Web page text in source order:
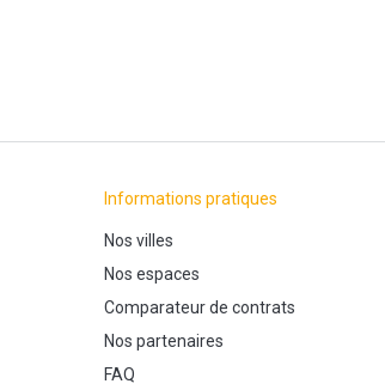
Informations pratiques
Nos villes
Nos espaces
Comparateur de contrats
Nos partenaires
FAQ